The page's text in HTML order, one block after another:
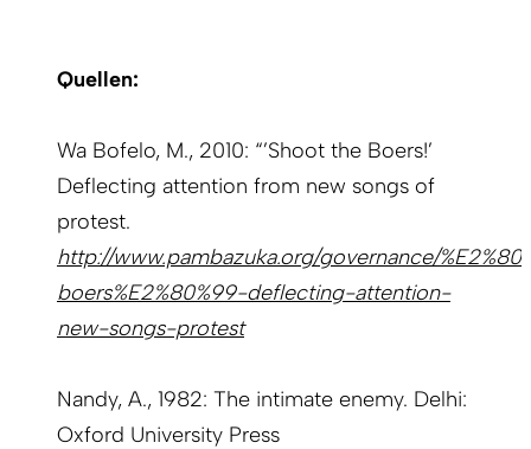
Quellen:
Wa Bofelo, M., 2010: “’Shoot the Boers!’
Deflecting attention from new songs of
protest.
http://www.pambazuka.org/governance/
boers%E2%80%99-deflecting-attention-
new-songs-protest
Nandy, A., 1982: The intimate enemy. Delhi:
Oxford University Press